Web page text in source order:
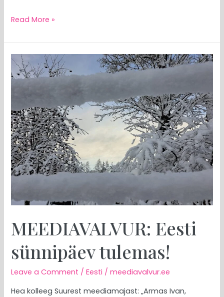
Read More »
MEEDIAVALVUR: Eesti
sünnipäev tulemas!
Leave a Comment /Eesti /meediavalvur.ee
Hea kolleeg Suurest meediamajast: „Armas Ivan,
MEEDIAVALVUR:
Eesti
sünnipäev